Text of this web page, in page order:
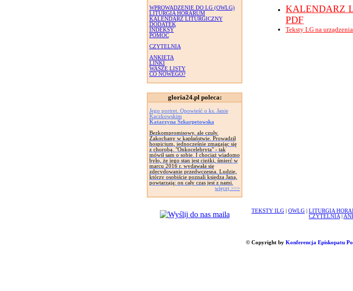
WPROWADZENIE DO LG (OWLG)
LITURGIA HORARUM
KALENDARZ LITURGICZNY
DODATEK
INDEKSY
POMOC
CZYTELNIA
ANKIETA
LINKI
WASZE LISTY
CO NOWEGO?
gloria24.pl poleca:
Jego portret. Opowieść o ks. Janie
Kaczkowskim
Katarzyna Szkarpetowska
Bezkompromisowy, ale czuły.
Zakochany w kapłaństwie. Prowadził
hospicjum, jednocześnie zmagając się
z chorobą. "Onkocelebryta" - tak
mówił sam o sobie. I chociaż wiadomo
było, że jego stan jest ciężki, śmierć w
marcu 2016 r. wydawała się
zdecydowanie przedwczesna. Ludzie,
którzy osobiście poznali księdza Jana,
powtarzają: on cały czas jest z nami.
więcej >>>
KALENDARZ
PDF
Teksty LG na
TEKSTY ILG
OWLG LITURGIA
CZYTELNIA
© Copyright by Konferencja Episkopatu